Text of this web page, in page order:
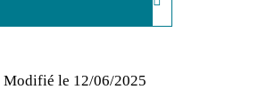
Modifié le 12/06/2025